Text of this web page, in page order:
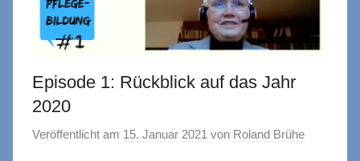
Episode 1: Rückblick auf das Jahr
2020
Veröffentlicht am 15. Januar 2021 von Roland Brühe